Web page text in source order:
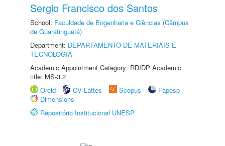
Sergio Francisco dos Santos
School: Faculdade de Engenharia e Ciências (Câmpus
de Guaratinguetá)
Department: DEPARTAMENTO DE MATERIAIS E
TECNOLOGIA
Academic Appointment Category: RDIDP Academic
title: MS-3.2
Orcid
CV Lattes Scopus
Fapesp
Dimensions
Repositório Institucional UNESP